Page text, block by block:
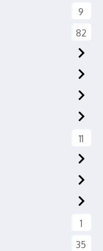
9
82
11
1
35